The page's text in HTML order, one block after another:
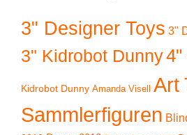
3" Designer Toys 3"
3" Kidrobot Dunny4"
Kidrobot Dunny Amanda Visell Art
Sammlerfiguren